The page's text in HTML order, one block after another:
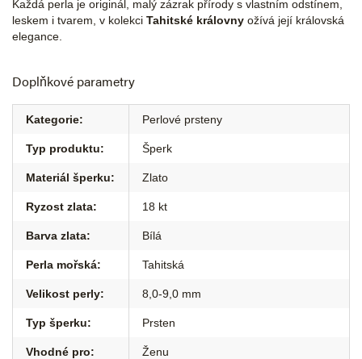
Každá perla je originál, malý zázrak přírody s vlastním odstínem,
leskem i tvarem, v kolekci Tahitské královny ožívá její královská
elegance.
Doplňkové parametry
Kategorie: Perlové prsteny
Typ produktu: Šperk
Materiál šperku: Zlato
Ryzost zlata: 18 kt
Barva zlata: Bílá
Perla mořská: Tahitská
Velikost perly: 8,0-9,0 mm
Typ šperku: Prsten
Vhodné pro: Ženu